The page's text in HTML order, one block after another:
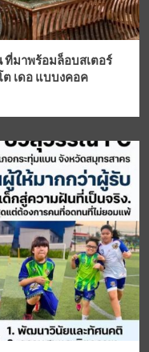
มาพร้อมล็อบสเตอร์
ต เดอ แบบงคอค